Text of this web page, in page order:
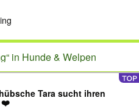
in Hunde & Welpen
Tara sucht ihren
❤️